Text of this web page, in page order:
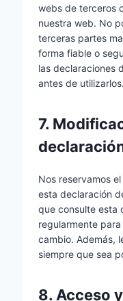
webs de terceros
nuestra web. No
terceras partes
forma fiable o
las declaraciones
antes de utilizarlos.
7.
Nos reservamos
esta declaración
que consulte esta
regularmente
cambio. Además,
siempre que sea
8. Acceso